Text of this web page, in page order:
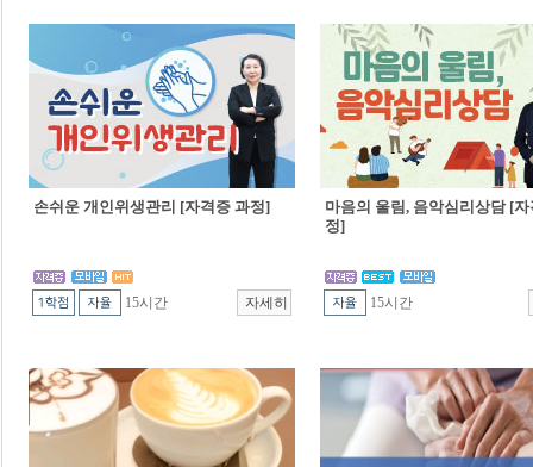
손쉬운 개인위생관리 [자격증 과정]
15시간
마음의 울림, 음악심리상담 [
정]
15시간